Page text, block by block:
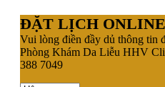
ĐẶT LỊCH ONLINE
Vui lòng điền đầy dủ thông
Phòng Khám Da Liễu HHV
388 7049